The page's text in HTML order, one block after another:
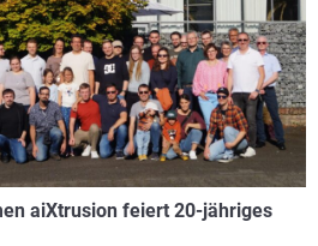
aiXtrusion feiert 20-jähriges